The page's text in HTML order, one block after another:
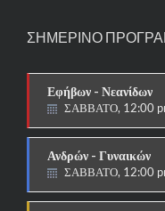
ΣΗΜΕΡΙΝΟ
Εφήβων - Νεανίδων
ΣΑΒΒΑΤΟ, 12:00
Ανδρών - Γυναικών
ΣΑΒΒΑΤΟ, 12:00